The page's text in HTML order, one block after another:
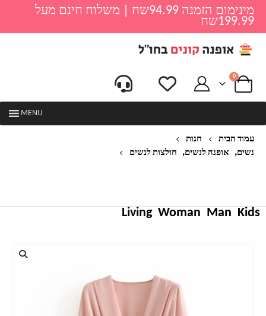
מינימום הזמנה 94.99שח | משלוח חינם מעל
199.99שח
0
MENU
עמוד הבית
חנות
נשים, אופנה לנשים, חולצות לנשים
Kids
Man
Woman
Living